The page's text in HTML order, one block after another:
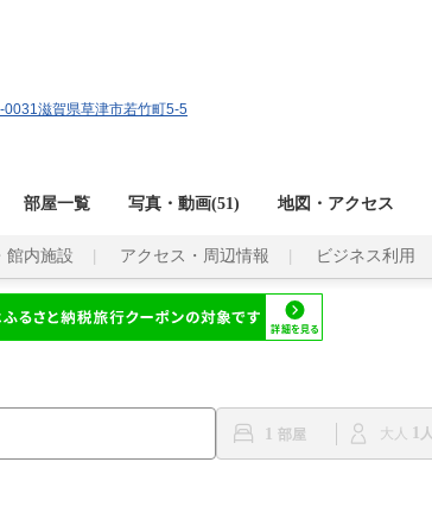
0031滋賀県草津市若竹町5-5
部屋一覧 写真・動画(51) 地図・アクセス
館内施設 アクセス・周辺情報 ビジネス利用
1 大人 1